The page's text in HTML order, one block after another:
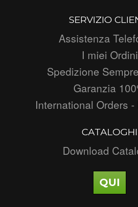
SERVIZIO
Assistenza
I miei Ordini
Spedizione
Garanzia
International Orders
CATALOGHI
Download
QUI